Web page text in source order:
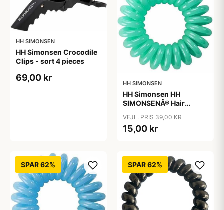
HH SIMONSEN
HH Simonsen Crocodile
Clips - sort 4 pieces
69,00 kr
HH SIMONSEN
HH Simonsen HH
SIMONSENÂ® Hair
VEJL. PRIS 39,00 KR
15,00 kr
SPAR 62% SPAR 62%